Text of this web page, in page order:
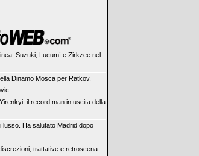
Suzuki, Lucumí e Zirkzee nel
Dinamo Mosca per Ratkov.
il record man in uscita della
lusso. Ha salutato Madrid dopo
trattative e retroscena